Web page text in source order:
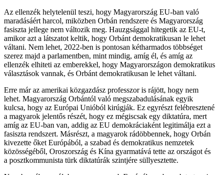
Az ellenzék helytelenül teszi, hogy Magyarország EU-ban való
maradásáért harcol, miközben Orbán rendszere és Magyarország
fasiszta jellege nem változik meg. Hauzgsággal hitegetik az EU-t,
amikor azt a látszatot keltik, hogy Orbánt demokratikusan le lehet
váltani. Nem lehet, 2022-ben is pontosan kétharmados többséget
szerez majd a parlamentben, mint mindig, amíg él, és amíg az
ellenzék elhiteti az emberekkel, hogy Magyarországon demokratikus
választások vannak, és Orbánt demokratikusan le lehet váltani.
Erre már az amerikai közgazdász professzor is rájött, hogy nem
lehet. Magyarország Orbántól való megszabadulásának egyik
kulcsa, hogy az Európai Unióból kirúgják. Ez egyrészt felébresztené
a magyarok jelentős részét, hogy ez mégiscsak egy diktatúra, mert
amíg az EU-ban van, addig az EU demokráciaként legitimálja ezt a
fasiszta rendszert. Másrészt, a magyarok rádöbbennek, hogy Orbán
kivezette őket Európából, a szabad és demokratikus nemzetek
közösségéből, Oroszország és Kína gyarmatává tette az országot és
a posztkommunista türk diktatúrák szintjére süllyesztette.